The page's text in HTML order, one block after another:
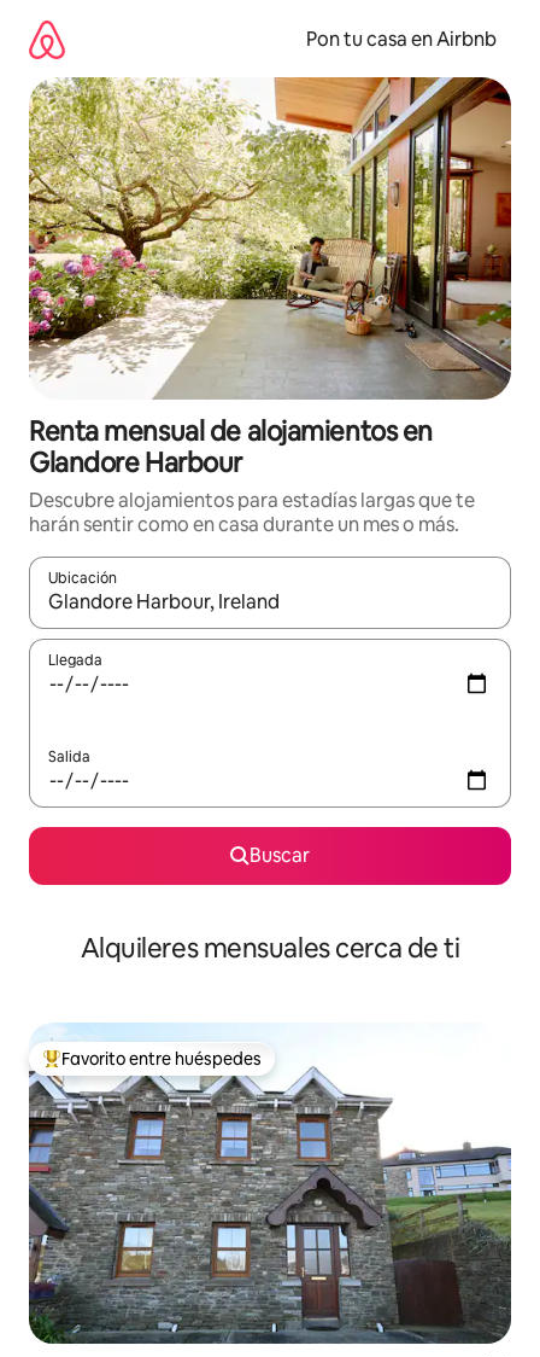
contenido
Pon tu casa en Airbnb
Renta mensual de alojamientos en
Glandore Harbour
Descubre alojamientos para estadías largas que te
harán sentir como en casa durante un mes o más.
Ubicación
Cuando los resultados estén disponibles, navega con las
Llegada
Salida
Buscar
Alquileres mensuales cerca de ti
Favorito entre huéspedes preferido
Favorito entre huéspedes